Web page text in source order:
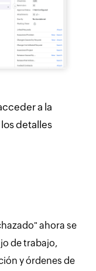
a la
detalles
ahora se
de trabajo,
y órdenes de